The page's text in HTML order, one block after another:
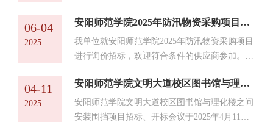
请于2025年6月16日至6月19日，将投标PDF版本
文件发送至邮箱：aysfxyhqc@126.com。2、响应
文件接收截止时间：2025年6月1...
准时召开。现就本次招标的中标结果公布如下：
项目名称：安阳师范学院2025年防汛物资采购项
目2、项目编号：后勤采购2025-0023、评审结
本项目成交候选人如下：中标候选人：安阳军宝
商贸有限公司投标报价：48010元4、联系事项：
招标人：安阳师范学院地...
06-04
2025
安阳师范学院2025年防汛物资采购项目询价公告
我单位就安阳师范学院2025年防汛物资采购项目
进行询价招标，欢迎符合条件的供应商参加。有
称：安阳师范学院2025年防汛物资采购项目（编
号：后勤采购2025-002）二、项目预算金额：
48982元三、计划工期：8日历天四、报名条件及
04-11
2025
安阳师范学院文明大道校区图书馆与理化楼之间安装围挡项目评标结果公示
安阳师范学院文明大道校区图书馆与理化楼之间
安装围挡项目招标、开标会议于2025年4月11日